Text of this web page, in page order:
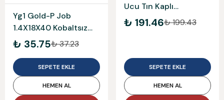
Yg1 Gold-P Job
1.4X18X40 Kobaltsız
D1Gp125014
₺ 35.75₺ 37.23
SEPETE EKLE
HEMEN AL
Ucu Tın Kaplı
Mam338T100
₺ 191.46₺ 199.43
SEPETE EKLE
HEMEN AL